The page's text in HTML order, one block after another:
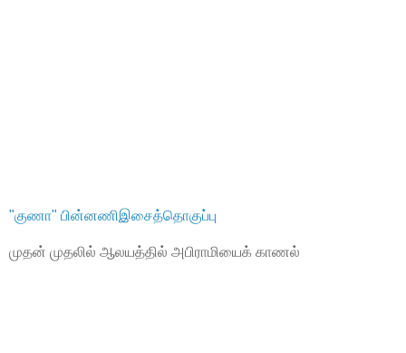
"குணா" பின்னணிஇசைத்தொகுப்பு
முதன் முதலில் ஆலயத்தில் அபிராமியைக் காணல்